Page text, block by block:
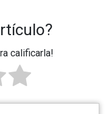
calificarla!